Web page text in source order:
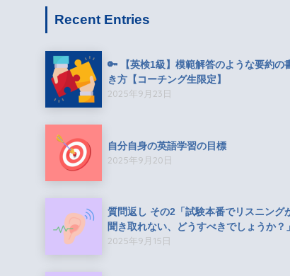
Recent Entries
🔑 【英検1級】模範解答のような要約の
き方【コーチング生限定】
2025年9月23日
自分自身の英語学習の目標
2025年9月20日
質問返し その2「試験本番でリスニング
聞き取れない、どうすべきでしょうか？」
2025年9月15日